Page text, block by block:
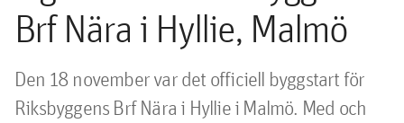
Brf Nära i Hyllie, Malmö
​Den 18 november var det officiell byggstart för
Riksbyggens Brf Nära i Hyllie i Malmö. Med och